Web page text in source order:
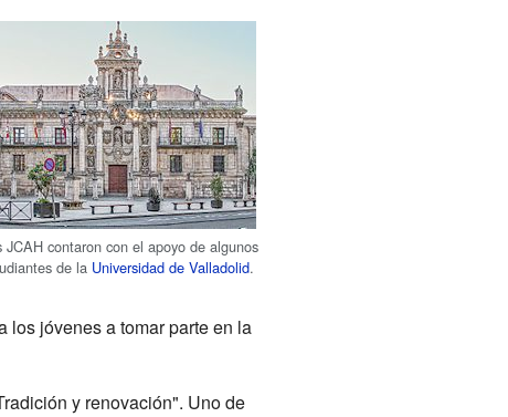
JCAH contaron con el apoyo de algunos
de la Universidad de Valladolid.
los jóvenes a tomar parte en la
y renovación". Uno de